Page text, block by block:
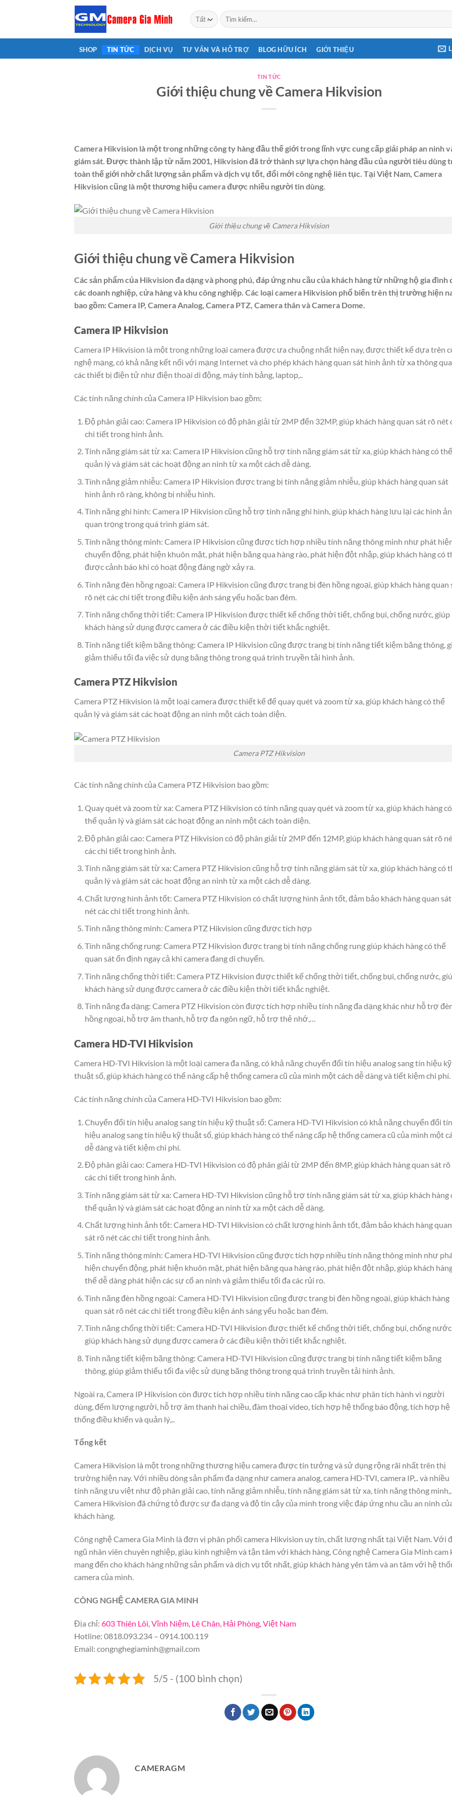
Tìm
kiếm:
SHOP TIN TỨC DỊCH VỤ TƯ VẤN VÀ HỖ TRỢ BLOG HỮU ÍCH GIỚI THIỆU
TIN TỨC
Giới thiệu chung về Camera Hikvision
Camera Hikvision là một trong những công ty hàng đầu thế giới trong lĩnh vực cung cấp giải pháp an ninh
giám sát. Được thành lập từ năm 2001, Hikvision đã trở thành sự lựa chọn hàng đầu của người tiêu dùng
toàn thế giới nhờ chất lượng sản phẩm và dịch vụ tốt, đổi mới công nghệ liên tục. Tại Việt Nam, Camera
Hikvision cũng là một thương hiệu camera được nhiều người tin dùng.
Giới thiệu chung về Camera Hikvision
Giới thiệu chung về Camera Hikvision
Các sản phẩm của Hikvision đa dạng và phong phú, đáp ứng nhu cầu của khách hàng từ những hộ gia đình
các doanh nghiệp, cửa hàng và khu công nghiệp. Các loại camera Hikvision phổ biến trên thị trường hiện
bao gồm: Camera IP, Camera Analog, Camera PTZ, Camera thân và Camera Dome.
Camera IP Hikvision
Camera IP Hikvision là một trong những loại camera được ưa chuộng nhất hiện nay, được thiết kế dựa trên
nghệ mạng, có khả năng kết nối với mạng Internet và cho phép khách hàng quan sát hình ảnh từ xa thông qua
các thiết bị điện tử như điện thoại di động, máy tính bảng, laptop,..
Các tính năng chính của Camera IP Hikvision bao gồm:
Độ phân giải cao: Camera IP Hikvision có độ phân giải từ 2MP đến 32MP, giúp khách hàng quan sát rõ nét
chi tiết trong hình ảnh.
Tính năng giám sát từ xa: Camera IP Hikvision cũng hỗ trợ tính năng giám sát từ xa, giúp khách hàng có thể
quản lý và giám sát các hoạt động an ninh từ xa một cách dễ dàng.
Tính năng giảm nhiễu: Camera IP Hikvision được trang bị tính năng giảm nhiễu, giúp khách hàng quan sát
hình ảnh rõ ràng, không bị nhiễu hình.
Tính năng ghi hình: Camera IP Hikvision cũng hỗ trợ tính năng ghi hình, giúp khách hàng lưu lại các hình
quan trọng trong quá trình giám sát.
Tính năng thông minh: Camera IP Hikvision cũng được tích hợp nhiều tính năng thông minh như phát
chuyển động, phát hiện khuôn mặt, phát hiện băng qua hàng rào, phát hiện đột nhập, giúp khách hàng có
được cảnh báo khi có hoạt động đáng ngờ xảy ra.
Tính năng đèn hồng ngoại: Camera IP Hikvision cũng được trang bị đèn hồng ngoại, giúp khách hàng quan
rõ nét các chi tiết trong điều kiện ánh sáng yếu hoặc ban đêm.
Tính năng chống thời tiết: Camera IP Hikvision được thiết kế chống thời tiết, chống bụi, chống nước, giúp
khách hàng sử dụng được camera ở các điều kiện thời tiết khắc nghiệt.
Tính năng tiết kiệm băng thông: Camera IP Hikvision cũng được trang bị tính năng tiết kiệm băng thông,
giảm thiểu tối đa việc sử dụng băng thông trong quá trình truyền tải hình ảnh.
Camera PTZ Hikvision
Camera PTZ Hikvision là một loại camera được thiết kế để quay quét và zoom từ xa, giúp khách hàng có thể
quản lý và giám sát các hoạt động an ninh một cách toàn diện.
Camera PTZ Hikvision
Các tính năng chính của Camera PTZ Hikvision bao gồm:
Quay quét và zoom từ xa: Camera PTZ Hikvision có tính năng quay quét và zoom từ xa, giúp khách hàng có
thể quản lý và giám sát các hoạt động an ninh một cách toàn diện.
Độ phân giải cao: Camera PTZ Hikvision có độ phân giải từ 2MP đến 12MP, giúp khách hàng quan sát rõ
các chi tiết trong hình ảnh.
Tính năng giám sát từ xa: Camera PTZ Hikvision cũng hỗ trợ tính năng giám sát từ xa, giúp khách hàng có
quản lý và giám sát các hoạt động an ninh từ xa một cách dễ dàng.
Chất lượng hình ảnh tốt: Camera PTZ Hikvision có chất lượng hình ảnh tốt, đảm bảo khách hàng quan
nét các chi tiết trong hình ảnh.
Tính năng thông minh: Camera PTZ Hikvision cũng được tích hợp
Tính năng chống rung: Camera PTZ Hikvision được trang bị tính năng chống rung giúp khách hàng có thể
quan sát ổn định ngay cả khi camera đang di chuyển.
Tính năng chống thời tiết: Camera PTZ Hikvision được thiết kế chống thời tiết, chống bụi, chống nước,
khách hàng sử dụng được camera ở các điều kiện thời tiết khắc nghiệt.
Tính năng đa dạng: Camera PTZ Hikvision còn được tích hợp nhiều tính năng đa dạng khác như hỗ trợ
hồng ngoại, hỗ trợ âm thanh, hỗ trợ đa ngôn ngữ, hỗ trợ thẻ nhớ,…
Camera HD-TVI Hikvision
Camera HD-TVI Hikvision là một loại camera đa năng, có khả năng chuyển đổi tín hiệu analog sang tín hiệu kỹ
thuật số, giúp khách hàng có thể nâng cấp hệ thống camera cũ của mình một cách dễ dàng và tiết kiệm chi phí.
Các tính năng chính của Camera HD-TVI Hikvision bao gồm:
Chuyển đổi tín hiệu analog sang tín hiệu kỹ thuật số: Camera HD-TVI Hikvision có khả năng chuyển đổi tín
hiệu analog sang tín hiệu kỹ thuật số, giúp khách hàng có thể nâng cấp hệ thống camera cũ của mình một
dễ dàng và tiết kiệm chi phí.
Độ phân giải cao: Camera HD-TVI Hikvision có độ phân giải từ 2MP đến 8MP, giúp khách hàng quan sát
các chi tiết trong hình ảnh.
Tính năng giám sát từ xa: Camera HD-TVI Hikvision cũng hỗ trợ tính năng giám sát từ xa, giúp khách hàng
thể quản lý và giám sát các hoạt động an ninh từ xa một cách dễ dàng.
Chất lượng hình ảnh tốt: Camera HD-TVI Hikvision có chất lượng hình ảnh tốt, đảm bảo khách hàng quan
sát rõ nét các chi tiết trong hình ảnh.
Tính năng thông minh: Camera HD-TVI Hikvision cũng được tích hợp nhiều tính năng thông minh như
hiện chuyển động, phát hiện khuôn mặt, phát hiện băng qua hàng rào, phát hiện đột nhập, giúp khách
thể dễ dàng phát hiện các sự cố an ninh và giảm thiểu tối đa các rủi ro.
Tính năng đèn hồng ngoại: Camera HD-TVI Hikvision cũng được trang bị đèn hồng ngoại, giúp khách hàng
quan sát rõ nét các chi tiết trong điều kiện ánh sáng yếu hoặc ban đêm.
Tính năng chống thời tiết: Camera HD-TVI Hikvision được thiết kế chống thời tiết, chống bụi, chống
giúp khách hàng sử dụng được camera ở các điều kiện thời tiết khắc nghiệt.
Tính năng tiết kiệm băng thông: Camera HD-TVI Hikvision cũng được trang bị tính năng tiết kiệm băng
thông, giúp giảm thiểu tối đa việc sử dụng băng thông trong quá trình truyền tải hình ảnh.
Ngoài ra, Camera IP Hikvision còn được tích hợp nhiều tính năng cao cấp khác như phân tích hành vi người
dùng, đếm lượng người, hỗ trợ âm thanh hai chiều, đàm thoại video, tích hợp hệ thống báo động, tích hợp hệ
thống điều khiển và quản lý,..
Tổng kết
Camera Hikvision là một trong những thương hiệu camera được tin tưởng và sử dụng rộng rãi nhất trên thị
trường hiện nay. Với nhiều dòng sản phẩm đa dạng như camera analog, camera HD-TVI, camera IP,.. và nhiều
tính năng ưu việt như độ phân giải cao, tính năng giảm nhiễu, tính năng giám sát từ xa, tính năng thông
Camera Hikvision đã chứng tỏ được sự đa dạng và độ tin cậy của mình trong việc đáp ứng nhu cầu an ninh
khách hàng.
Công nghệ Camera Gia Minh là đơn vị phân phối camera Hikvision uy tín, chất lượng nhất tại Việt Nam. Với
ngũ nhân viên chuyên nghiệp, giàu kinh nghiệm và tận tâm với khách hàng, Công nghệ Camera Gia Minh cam
mang đến cho khách hàng những sản phẩm và dịch vụ tốt nhất, giúp khách hàng yên tâm và an tâm với hệ
camera của mình.
CÔNG NGHỆ CAMERA GIA MINH
Địa chỉ: 603 Thiên Lôi, Vĩnh Niệm, Lê Chân, Hải Phòng, Việt Nam
Hotline: 0818.093.234 – 0914.100.119
Email: congnghegiaminh@gmail.com
5/5 - (100 bình chọn)
CAMERAGM